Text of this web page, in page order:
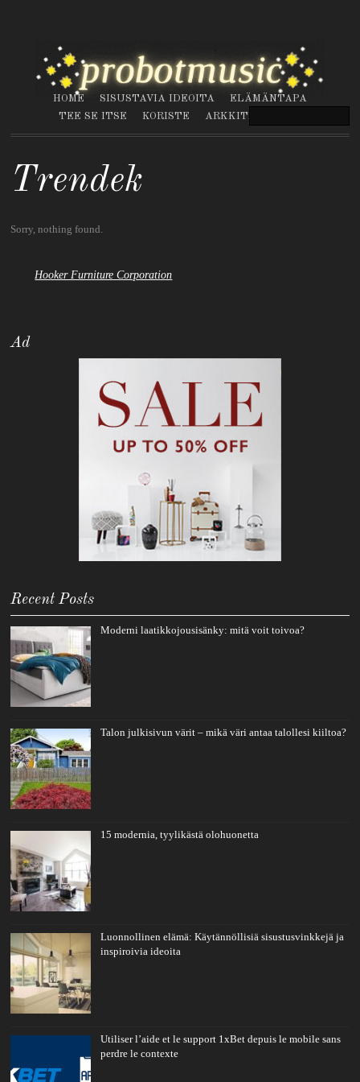
HOME SISUSTAVIA IDEOITA
ELÄMÄNTAPA
TEE SE ITSE
KORISTE ARKKITEHTUURI
Trendek
Sorry, nothing found.
Hooker Furniture Corporation
Ad
Recent Posts
Moderni laatikkojousisänky: mitä voit toivoa?
Talon julkisivun värit – mikä väri antaa talollesi kiiltoa?
15 modernia, tyylikästä olohuonetta
Luonnollinen elämä: Käytännöllisiä sisustusvinkkejä ja
inspiroivia ideoita
Utiliser l’aide et le support 1xBet depuis le mobile sans
perdre le contexte